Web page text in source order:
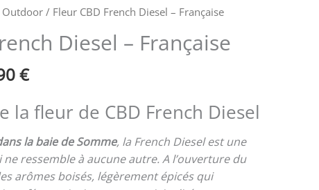
Outdoor / Fleur CBD French Diesel – Française
Diesel – Française
€
la fleur de CBD French Diesel
la baie de Somme, la French Diesel est une
ressemble à aucune autre. A l’ouverture du
arômes boisés, légèrement épicés qui